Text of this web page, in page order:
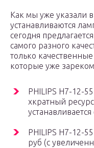
Как мы уже указали
устанавливаются
сегодня
самого разного
только
которые уже
PHILIPS H7-12-
хкратный
устанавливается
PHILIPS H7-12-
руб (с